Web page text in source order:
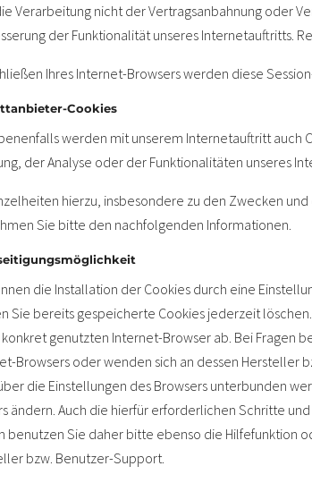
Verarbeitung nicht der Vertragsanbahnung oder
der Funktionalität unseres Internetauftritts.
Ihres Internet-Browsers werden diese
Cookies
werden mit unserem Internetauftritt auch
der Analyse oder der Funktionalitäten unseres
hierzu, insbesondere zu den Zwecken
Sie bitte den nachfolgenden Informationen.
die Installation der Cookies durch eine
Sie bereits gespeicherte Cookies jederzeit
genutzten Internet-Browser ab. Bei Fragen
Browsers oder wenden sich an dessen Hersteller
die Einstellungen des Browsers unterbunden
ändern. Auch die hierfür erforderlichen Schritte
benutzen Sie daher bitte ebenso die Hilfefunktion
bzw. Benutzer-Support.